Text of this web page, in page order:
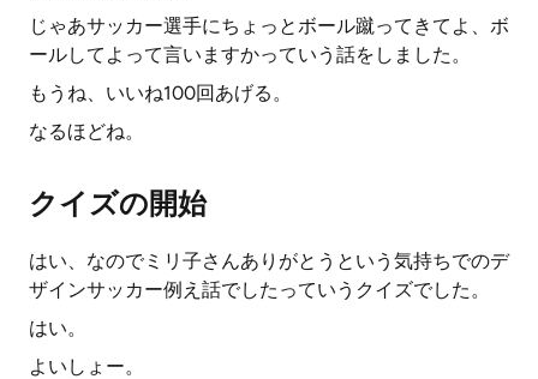
じゃあサッカー選手にちょっとボール蹴ってきてよ、ボ
ールしてよって言いますかっていう話をしました。
もうね、いいね100回あげる。
なるほどね。
クイズの開始
はい、なのでミリ子さんありがとうという気持ちでのデ
ザインサッカー例え話でしたっていうクイズでした。
はい。
よいしょー。